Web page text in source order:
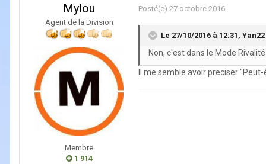
Mylou
Agent de la Division
Membre
1 914
Posté(e) 27 octobre 2016
Le 27/10/2016 à 12:31, Yan22
Non, c'est dans le Mode Rivalité
Il me semble avoir preciser "Peut-